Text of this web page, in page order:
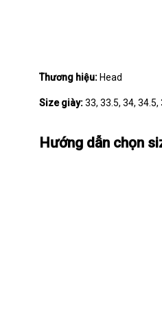
Thương hiệu: Head
Size giày:33, 33.5, 34, 34.5,
Hướng dẫn chọn